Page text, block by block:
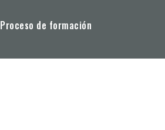
Proceso de formación